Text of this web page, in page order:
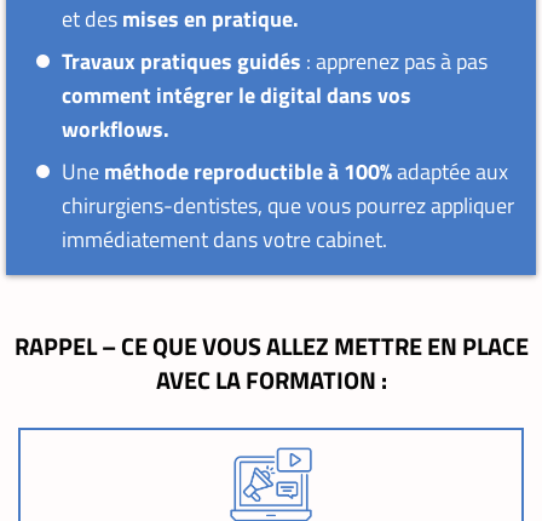
et desmises en pratique.
Travaux pratiques guidés : apprenez pas à pas
comment intégrer le digital dans vos
workflows.
Uneméthode reproductible à 100%adaptée aux
chirurgiens-dentistes, que vous pourrez appliquer
immédiatement dans votre cabinet.
RAPPEL – CE QUE VOUS ALLEZ METTRE EN PLACE
AVEC LA FORMATION :